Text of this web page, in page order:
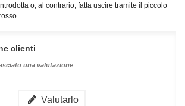
o, al contrario, fatta uscire tramite il piccolo
clienti
una valutazione
Valutarlo